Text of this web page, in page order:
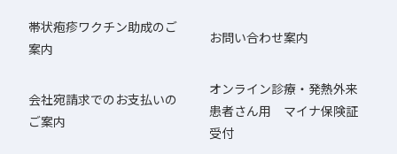
帯状疱疹ワクチン助成のご
案内
お問い合わせ案内
会社宛請求でのお支払いの
ご案内
オンライン診療・発熱外来
患者さん用 マイナ保険証
受付